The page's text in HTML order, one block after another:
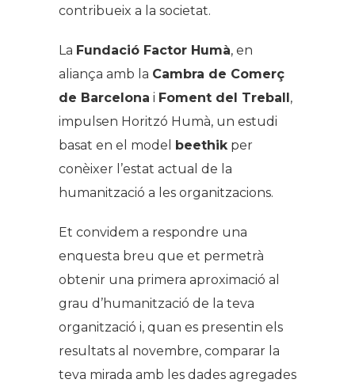
contribueix a la societat.
La Fundació Factor Humà, en
aliança amb la Cambra de Comerç
de Barcelona i Foment del Treball,
impulsen Horitzó Humà, un estudi
basat en el model beethikper
conèixer l’estat actual de la
humanització a les organitzacions.
Et convidem a respondre una
enquesta breu que et permetrà
obtenir una primera aproximació al
grau d’humanització de la teva
organització i, quan es presentin els
resultats al novembre, comparar la
teva mirada amb les dades agregades